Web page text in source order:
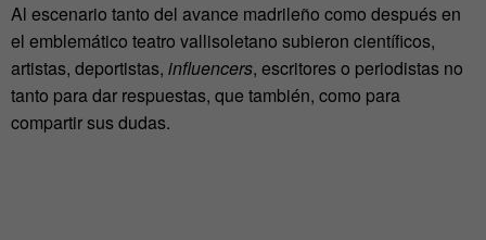
Al escenario tanto del avance madrileño como después en
el emblemático teatro vallisoletano subieron científicos,
artistas, deportistas, influencers, escritores o periodistas no
tanto para dar respuestas, que también, como para
compartir sus dudas.